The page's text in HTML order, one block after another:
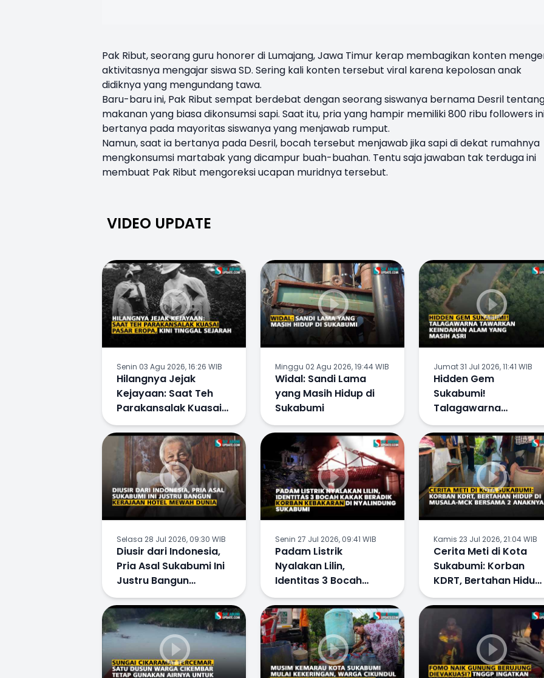
Pak Ribut, seorang guru honorer di Lumajang, Jawa Timur kerap membagikan konten
aktivitasnya mengajar siswa SD. Sering kali konten tersebut viral karena kepolosan anak
didiknya yang mengundang tawa.
Baru-baru ini, Pak Ribut sempat berdebat dengan seorang siswanya bernama Desril
makanan yang biasa dikonsumsi sapi. Saat itu, pria yang hampir memiliki 800 ribu followers
bertanya pada mayoritas siswanya yang menjawab rumput.
Namun, saat ia bertanya pada Desril, bocah tersebut menjawab jika sapi di dekat rumahnya
mengkonsumsi martabak yang dicampur buah-buahan. Tentu saja jawaban tak terduga ini
membuat Pak Ribut mengoreksi ucapan muridnya tersebut.
VIDEO UPDATE
Senin 03 Agu 2026, 16:26 WIB
Hilangnya Jejak
Kejayaan: Saat Teh
Parakansalak Kuasai
Pasar Eropa, Kini
Tinggal Sejarah
Minggu 02 Agu 2026, 19:44 WIB
Widal: Sandi Lama
yang Masih Hidup di
Sukabumi
Jumat 31 Jul 2026, 11:41 WIB
Hidden Gem
Sukabumi!
Talagawarna
Tawarkan Keindahan
Alam yang Masih Asri
Selasa 28 Jul 2026, 09:30 WIB
Diusir dari Indonesia,
Pria Asal Sukabumi Ini
Justru Bangun
Kerajaan Hotel Mewah
Dunia
Senin 27 Jul 2026, 09:41 WIB
Padam Listrik
Nyalakan Lilin,
Identitas 3 Bocah
Kakak Beradik Korban
Kebakaran di
Nyalindung
Kamis 23 Jul 2026, 21:04 WIB
Cerita Meti di Kota
Sukabumi: Korban
KDRT, Bertahan Hidup
di Musala-MCK
Bersama 2 Anaknya